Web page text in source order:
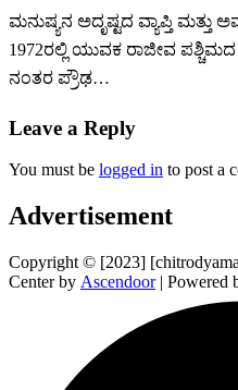
ಮನುಷ್ಯನ ಅದೃಷ್ಟದ ವ್ಯಾಪ್ತಿ ಮತ್ತು
1972ರಲ್ಲಿ ಯುವಕ ರಾಜೀವ
ನಂತರ ಪ್ರೌಢ…
Leave a Reply
You must be logged in to post a
Advertisement
Copyright © [2023]
Center by Ascendoor| Powered